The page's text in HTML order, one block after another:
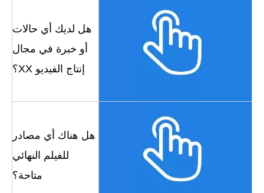
هل لديك أي حالات
أو خبرة في مجال
إنتاج الفيديو XX؟
هل هناك أي مصادر
للفيلم النهائي
متاحة؟